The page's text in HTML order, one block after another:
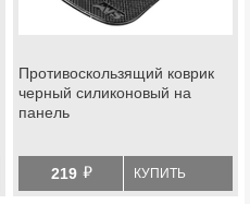
Противоскользящий коврик
черный силиконовый на
панель
219 й КУПИТЬ